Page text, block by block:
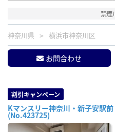
禁煙
神奈川県 横浜市神奈川区
お問合わせ
割引キャンペーン
Kマンスリー神奈川・新子安駅前
(No.423725)